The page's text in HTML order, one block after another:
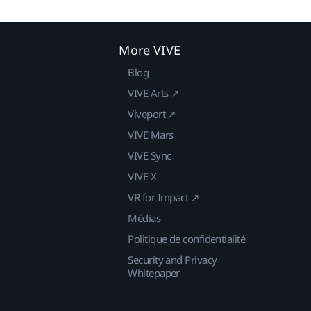
More VIVE
Blog
VIVE Arts ↗
Viveport ↗
VIVE Mars
VIVE Sync
VIVE X
VR for Impact ↗
Médias
Politique de confidentialité
Security and Privacy
Whitepaper